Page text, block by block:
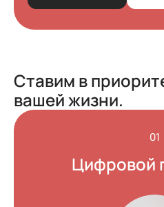
Ставим в
вашей жизни.
01
Цифровой